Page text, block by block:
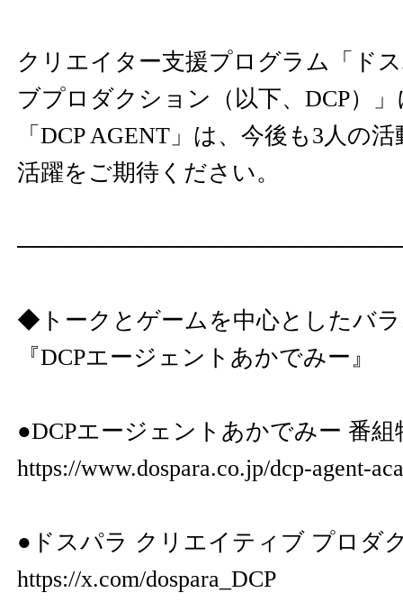
クリエイター支援プログラム「ド
ブプロダクション（以下、DCP）
「DCP AGENT」は、今後も3人の
活躍をご期待ください。
◆トークとゲームを中心としたバ
『DCPエージェントあかでみー』
●DCPエージェントあかでみー 番
https://www.dospara.co.jp/dcp-agent-
●ドスパラ クリエイティブ プロダ
https://x.com/dospara_DCP